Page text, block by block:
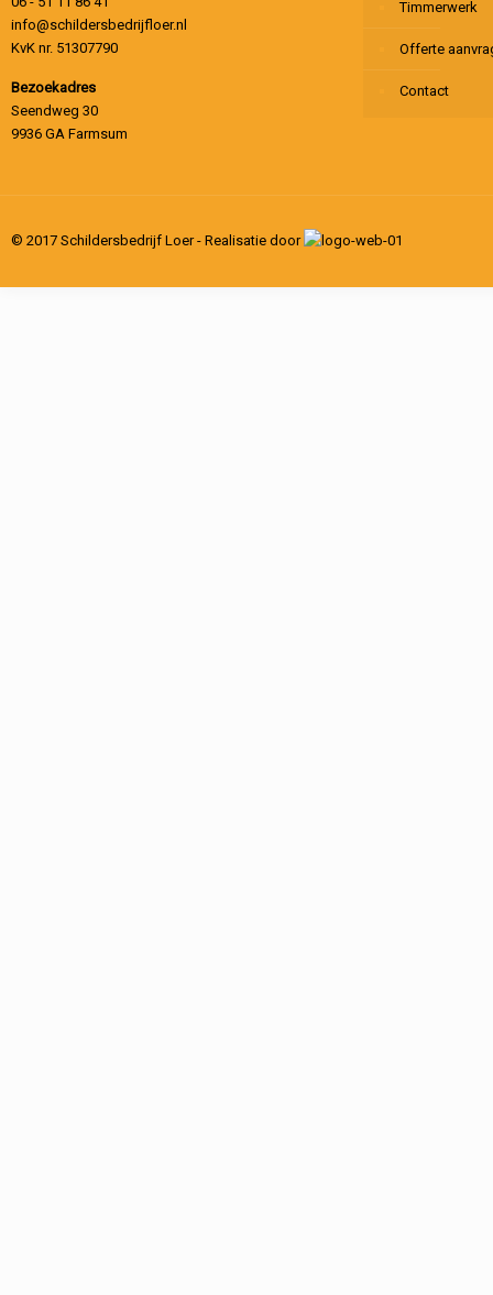
info@schildersbedrijfloer.nl
KvK nr. 51307790
Bezoekadres
Seendweg 30
9936 GA Farmsum
Timmerwerk
Offerte
Contact
© 2017 Schildersbedrijf Loer - Realisatie door